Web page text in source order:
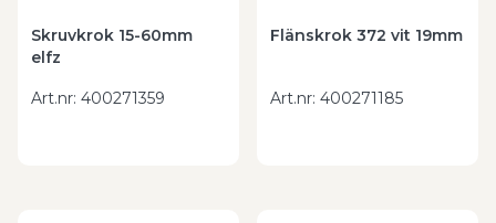
Skruvkrok 15-60mm
elfz
Art.nr: 400271359
Flänskrok 372 vit 19mm
Art.nr: 400271185